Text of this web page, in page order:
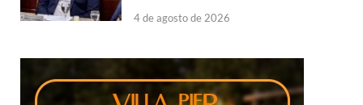
4 de agosto de 2026